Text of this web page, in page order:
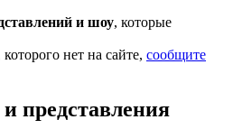
и шоу, которые
нет на сайте, сообщите
представления